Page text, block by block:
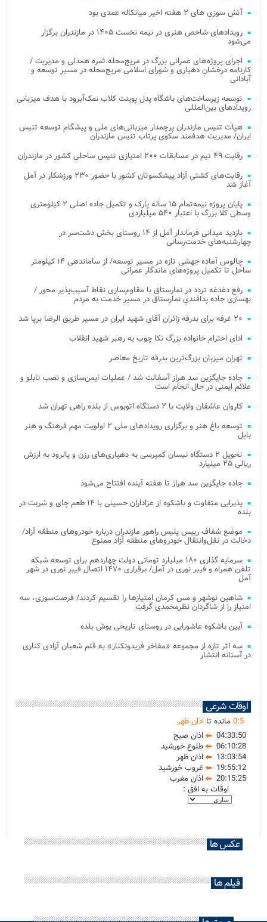
آتش‌ سوزی‌ های ۲ هفته اخیر میانکاله عمدی بود
رویدادهای شاخص هنری در نیمه نخست ۱۴۰۵ در مازندران برگزار
می‌شود
اجرای پروژه‌های عمرانی بزرگ در مریج‌محله ثمره همدلی و مدیریت /
کارنامه درخشان دهیاری و شورای اسلامی مریج‌محله در مسیر توسعه و
آبادانی
توسعه زیرساخت‌های باشگاه پدل پوینت کلاب نمک‌آبرود با هدف میزبانی
رویدادهای بین‌المللی
هیات تنیس مازندران پرچمدار میزبانی‌های ملی و پیشگام توسعه تنیس
ایران/ مدیریت هدفمند سکوی پرتاب تنیس مازندران
رقابت ۴۹ تیم در مسابقات ۲۰۰ امتیازی تنیس ساحلی کشور در مازندران
رقابت‌های کشتی آزاد پیشکسوتان کشور با حضور ۲۳۰ ورزشکار در آمل
آغاز شد
پایان پروژه نیمه‌تمام ۱۵ ساله پارک و تکمیل جاده اصلی ۲ کیلومتری
وسطی کلا بزرگ با اعتبار ۵۴۰ میلیاردی
بازدید میدانی فرماندار آمل از ۱۴ روستای بخش دشت‌سر در
چهارشنبه‌های خدمت‌رسانی
چالوس آماده جهشی تازه در مسیر توسعه/ از ساماندهی ۱۴ کیلومتر
ساحل تا تکمیل پروژه‌های ماندگار عمرانی
رفع دغدغه تردد در نمارستاق با مقاوم‌سازی نقاط آسیب‌پذیر محور /
بهسازی جاده پدافندی نمارستاق در مسیر خدمت به مردم
۲۰ غرفه برای بدرقه زائران آقای شهید ایران در مسیر طریق الرضا برپا شد
ادای احترام خانواده بزرگ نکا چوب به رهبر شهید انقلاب
تهران میزبان بزرگ‌ترین بدرقه تاریخ معاصر
جاده جایگزین سد هراز آسفالت شد / عملیات ایمن‌سازی و نصب تابلو و
علائم ایمنی در حال انجام است
کاروان عاشقان ولایت با ۲ دستگاه اتوبوس از بلده راهی تهران شد
توسعه باغ هنر و برگزاری رویدادهای ملی ۲ اولویت مهم فرهنگ و هنر
بابل
تحویل ۲ دستگاه نیسان کمپرسی به دهیاری‌های رزن و یالرود به ارزش
ریالی ۲۵ میلیارد
جاده جایگزین سد هراز تا هفته آینده افتتاح می‌شود
پذیرایی متفاوت و باشکوه از عزاداران حسینی با ۱۴ طعم چای و شربت در
بلده
موضع شفاف رییس پلیس راهور مازندران درباره خودروهای منطقه آزاد/
دخالت در نقل‌وانتقال خودروهای منطقه آزاد ممنوع
سرمایه گذاری ۱۸۰ میلیارد تومانی دولت چهاردهم برای توسعه شبکه
تلفن همراه و فیبر نوری در آمل/ برقراری ۱۴۷۰ اتصال فیبر نوری در شهر
آمل
شاهین نوشهر و مس کرمان امتیازها را تقسیم کردند/ فرصت‌سوزی، سه
امتیاز را از شاگردان نظرمحمدی گرفت
آیین باشکوه عاشورایی در روستای تاریخی یوش بلده
سه اثر تازه از مجموعه «مفاخر فریدونکنار» به قلم شعبان آزادی کناری
در آستانه انتشار
اوقات شرعی
0:5 مانده تا اذان ظهر
04:33:50
اذان صبح
06:10:28
طلوع خورشید
13:03:54
اذان ظهر
19:55:12
غروب خورشید
20:15:25
اذان مغرب
اوقات به افق :
عکس ها
فیلم ها